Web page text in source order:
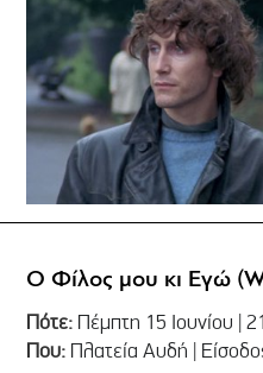
Ο Φίλος μου κι Εγώ
Πότε: Πέμπτη 15 Ιουνίου |
Που: Πλατεία Αυδή |